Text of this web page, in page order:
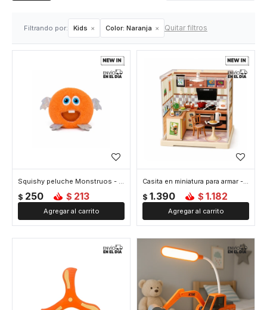
Filtrando por: Kids Color: Naranja Quitar filtros
Squishy peluche Monstruos - Naranja
$ 250 $ 213
Casita en miniatura para armar - Naranja
$ 1.390 $ 1.182